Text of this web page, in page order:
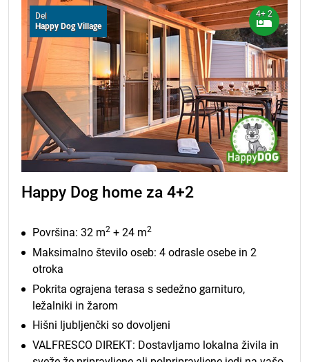
Del
Happy Dog Village
4+ 2
Happy Dog home za 4+2
Površina: 32 m2 + 24 m2
Maksimalno število oseb: 4 odrasle osebe in 2
otroka
Pokrita ograjena terasa s sedežno garnituro,
ležalniki in žarom
Hišni ljubljenčki so dovoljeni
VALFRESCO DIREKT: Dostavljamo lokalna živila in